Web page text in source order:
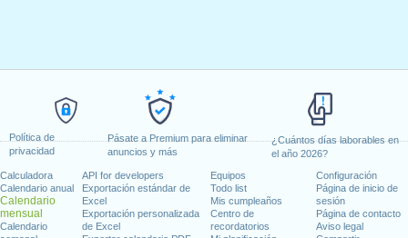
Política de
privacidad
Pásate a Premium para eliminar
anuncios y más
¿Cuántos días laborables en
el año 2026?
Calculadora
Calendario anual
Calendario
mensual
Calendario
API for developers
Exportación estándar de
Excel
Exportación personalizada
de Excel
Equipos
Todo list
Mis cumpleaños
Centro de
recordatorios
Configuración
Página de inicio de
sesión
Página de contacto
Aviso legal